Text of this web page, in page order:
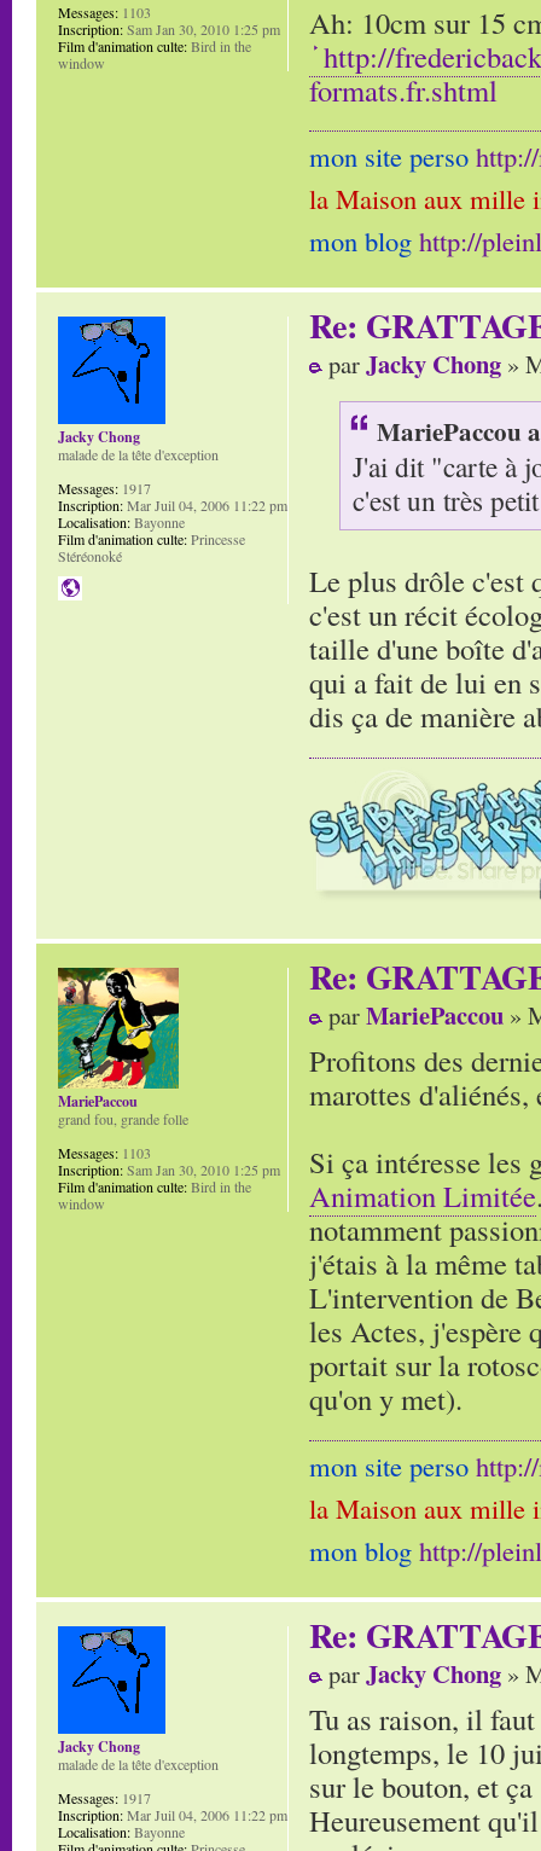
Ah: 10cm sur 15
http://
formats.fr.shtml
mon site perso
la Maison aux mille
mon blog http://
Messages: 1103
Inscription:Sam Jan 30, 2010 1:25 pm
Film d'animation culte:Bird in the
window
Re:
parJacky Chong »
MariePaccou
J'ai dit "carte à
c'est un très
Le plus drôle c'est
c'est un récit
taille d'une boîte
qui a fait de lui en
dis ça de manière
Jacky Chong
malade de la tête d'exception
Messages: 1917
Inscription:Mar Juil 04, 2006 11:22 pm
Localisation:Bayonne
Film d'animation culte:Princesse
Stéréonoké
Re:
parMariePaccou »
Profitons des
marottes
Si ça intéresse les
Animation Limitée
notamment
j'étais à la même
L'intervention de
les Actes, j'espère
portait sur la
qu'on y met).
mon site perso
la Maison aux mille
mon blog http://
MariePaccou
grand fou, grande folle
Messages: 1103
Inscription:Sam Jan 30, 2010 1:25 pm
Film d'animation culte:Bird in the
window
Re:
parJacky Chong »
Tu as raison, il
longtemps, le 10
sur le bouton, et
Heureusement
Jacky Chong
malade de la tête d'exception
Messages: 1917
Inscription:Mar Juil 04, 2006 11:22 pm
Localisation:Bayonne